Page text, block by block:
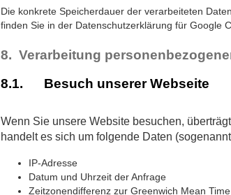
Die konkrete Speicherdauer der verarbeiteten
finden Sie in der Datenschutzerklärung für Google
8. Verarbeitung
8.1. Besuch unserer Webseite
Wenn Sie unsere Website besuchen,
handelt es sich um folgende Daten
IP-Adresse
Datum und Uhrzeit der Anfrage
Zeitzonendifferenz zur Greenwich Mean